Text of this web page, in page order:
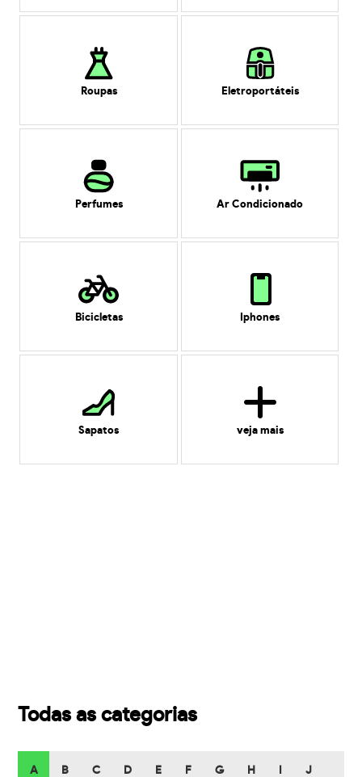
Roupas Eletroportáteis
Perfumes Ar Condicionado
Bicicletas Iphones
Sapatos veja mais
Todas as categorias
A B C D E F G H J